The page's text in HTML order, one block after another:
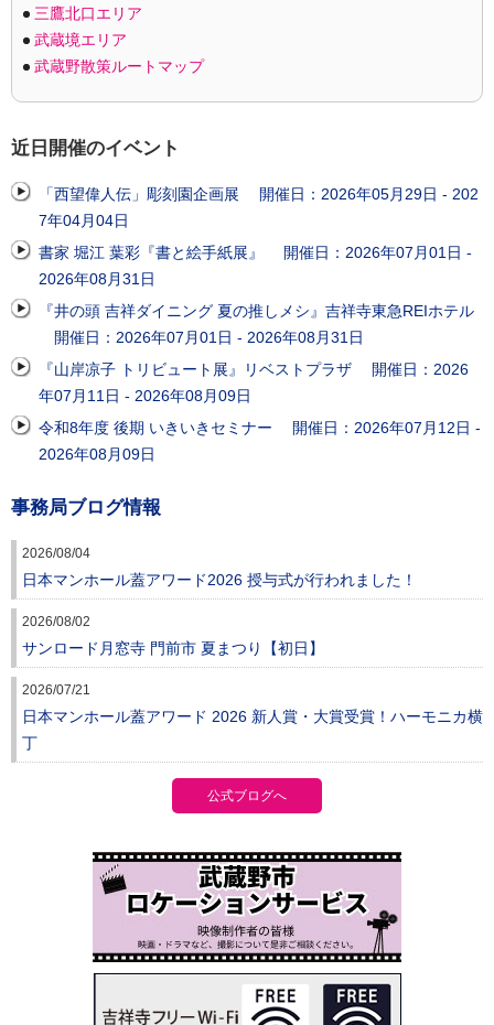
三鷹北口エリア
武蔵境エリア
武蔵野散策ルートマップ
近日開催のイベント
「西望偉人伝」彫刻園企画展 開催日：2026年05月29日 - 202
7年04月04日
書家 堀江 葉彩『書と絵手紙展』 開催日：2026年07月01日 -
2026年08月31日
『井の頭 吉祥ダイニング 夏の推しメシ』吉祥寺東急REIホテル
開催日：2026年07月01日 - 2026年08月31日
『山岸凉子 トリビュート展』リベストプラザ 開催日：2026
年07月11日 - 2026年08月09日
令和8年度 後期 いきいきセミナー 開催日：2026年07月12日 -
2026年08月09日
事務局ブログ情報
2026/08/04
日本マンホール蓋アワード2026 授与式が行われました！
2026/08/02
サンロード月窓寺 門前市 夏まつり【初日】
2026/07/21
日本マンホール蓋アワード 2026 新人賞・大賞受賞！ハーモニカ横
丁
公式ブログへ